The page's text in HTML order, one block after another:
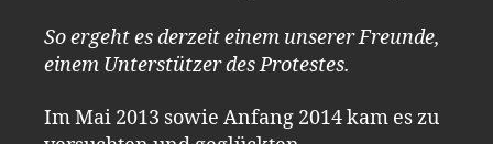
So ergeht es derzeit einem unserer Freunde,
einem Unterstützer des Protestes.
Im Mai 2013 sowie Anfang 2014 kam es zu